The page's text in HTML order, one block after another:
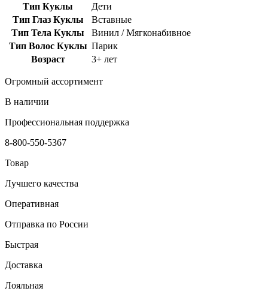
Тип Куклы
Дети
Тип Глаз Куклы
Вставные
Тип Тела Куклы
Винил / Мягконабивное
Тип Волос Куклы Парик
Возраст
3+ лет
Огромный ассортимент
В наличии
Профессиональная поддержка
8-800-550-5367
Товар
Лучшего качества
Оперативная
Отправка по России
Быстрая
Доставка
Лояльная